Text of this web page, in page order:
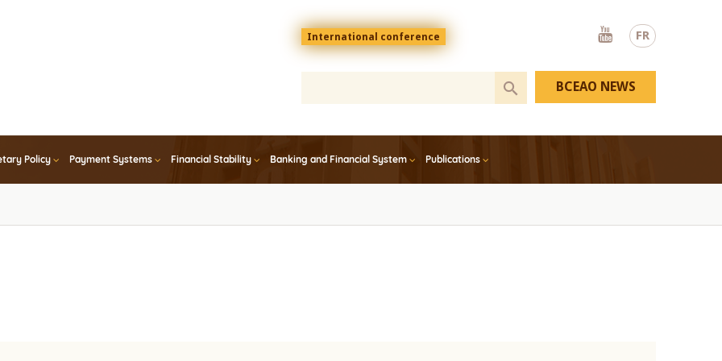
FR
Menu
top
En
International conference
Youtube
Policy Payment Systems Financial Stability Banking and Financial System Publications
BCEAO NEWS